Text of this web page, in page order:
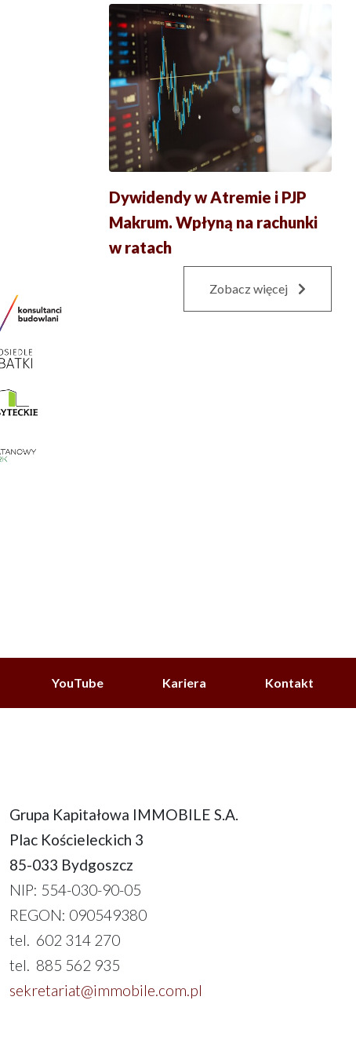
Dywidendy w Atremie i PJP
Makrum. Wpłyną na rachunki
w ratach
Zobacz więcej
YouTube Kariera Kontakt
Grupa Kapitałowa IMMOBILE S.A.
Plac Kościeleckich 3
85-033 Bydgoszcz
NIP: 554-030-90-05
REGON: 090549380
tel. 602 314 270
tel. 885 562 935
sekretariat@immobile.com.pl